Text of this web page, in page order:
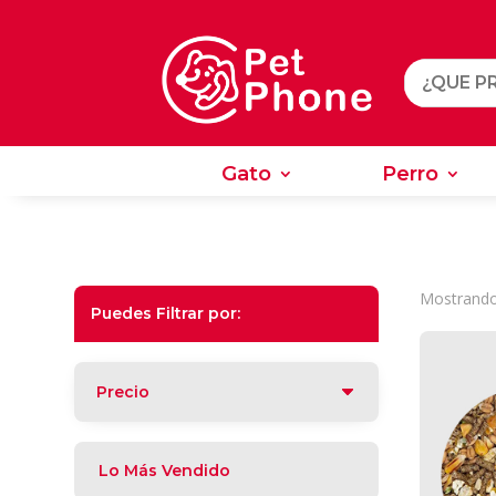
Gato Perro
Puedes Filtrar por:
Precio
Lo Más Vendido